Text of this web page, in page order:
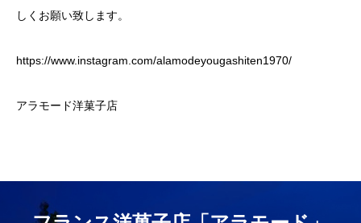
しくお願い致します。
https://www.instagram.com/alamodeyougashiten1970/
アラモード洋菓子店